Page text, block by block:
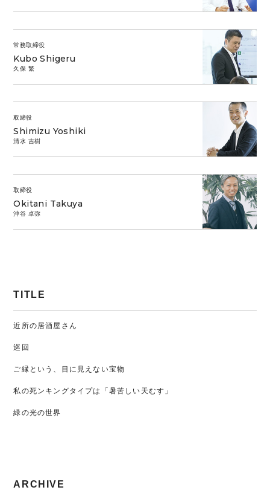
常務取締役
Kubo Shigeru
久保 繁
取締役
Shimizu Yoshiki
清水 吉樹
取締役
Okitani Takuya
沖谷 卓弥
TITLE
近所の居酒屋さん
巡回
ご縁という、目に見えない宝物
私の死ンキングタイプは「暑苦しい天むす」
緑の光の世界
ARCHIVE